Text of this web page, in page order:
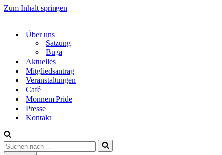
Zum Inhalt springen
Über uns
Satzung
Buga
Aktuelles
Mitgliedsantrag
Veranstaltungen
Café
Monnem Pride
Presse
Kontakt
Suchen
nach …